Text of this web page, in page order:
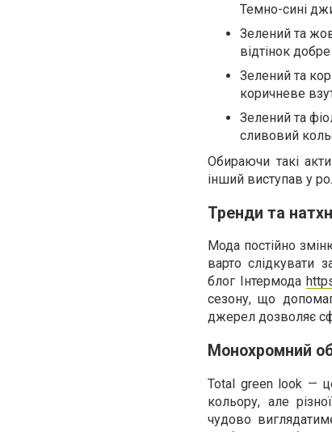
Темно-сині
Зелений та
відтінок
Зелений та
коричневе
Зелений та
сливовий
Обираючи такі
інший виступав у
Тренди та
Мода постійно
варто слідкувати
блог Інтермода
сезону, що
джерел дозволяє
Монохромний
Total green look —
кольору, але
чудово